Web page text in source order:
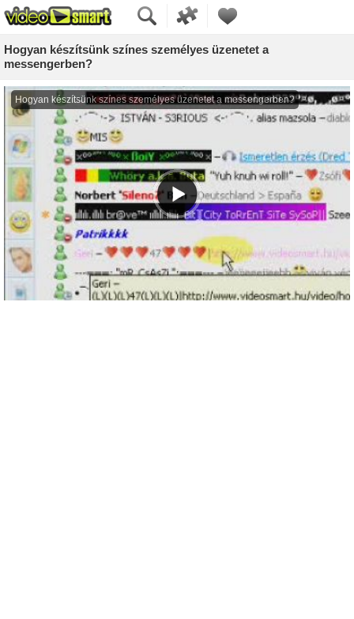
Hogyan készítsünk színes személyes üzenetet a
messengerben?